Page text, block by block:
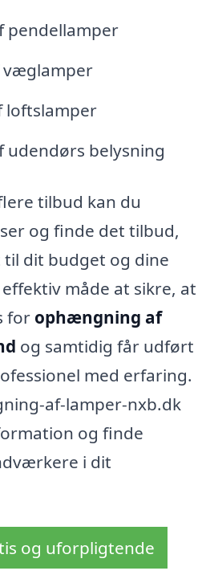
pendellamper
væglamper
loftslamper
udendørs belysning
tilbud kan du
og finde det tilbud,
til dit budget og dine
måde at sikre, at
for ophængning af
og samtidig får udført
med erfaring.
af-lamper-nxb.dk
og finde
i dit
og uforpligtende